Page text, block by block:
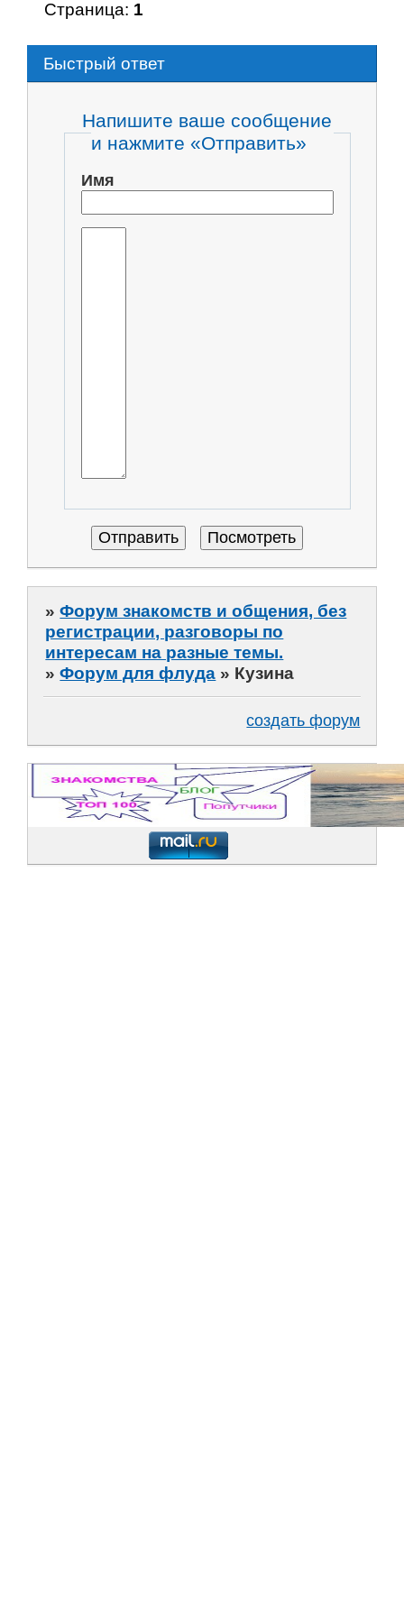
Страница: 1
Быстрый ответ
Напишите ваше сообщение
и нажмите «Отправить»
Имя
»Форум знакомств и общения, без
регистрации, разговоры по
интересам на разные темы.
»Форум для флуда » Кузина
создать форум